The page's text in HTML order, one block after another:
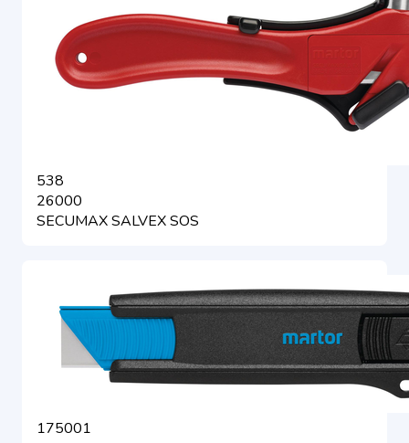
538
26000
SECUMAX SALVEX SOS
175001